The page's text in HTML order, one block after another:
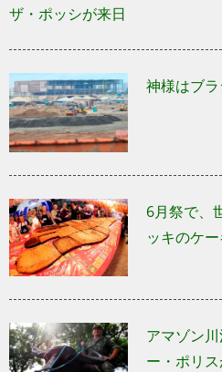
ザ・ポッシが来日
神様はブ
6月祭で、
ッキのケ
アマゾン
ー・ポリ